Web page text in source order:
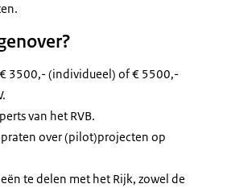
3500,- (individueel) of € 5500,-
van het RVB.
praten over (pilot)projecten op
te delen met het Rijk, zowel de